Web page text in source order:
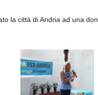
la città di Andria ad una